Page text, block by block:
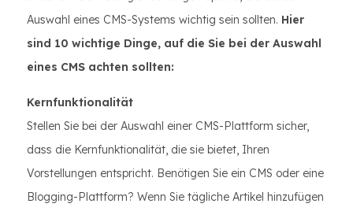
Auswahl eines CMS-Systems wichtig sein sollten. Hier
sind 10 wichtige Dinge, auf die Sie bei der Auswahl
eines CMS achten sollten:
Kernfunktionalität
Stellen Sie bei der Auswahl einer CMS-Plattform sicher,
dass die Kernfunktionalität, die sie bietet, Ihren
Vorstellungen entspricht. Benötigen Sie ein CMS oder eine
Blogging-Plattform? Wenn Sie tägliche Artikel hinzufügen